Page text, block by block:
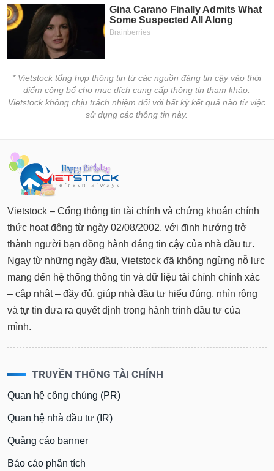
* Vietstock tổng hợp thông tin từ các nguồn đáng tin cậy vào thời
điểm công bố cho mục đích cung cấp thông tin tham khảo.
Vietstock không chịu trách nhiệm đối với bất kỳ kết quả nào từ việc
sử dụng các thông tin này.
Vietstock – Cổng thông tin tài chính và chứng khoán chính
thức hoạt động từ ngày 02/08/2002, với định hướng trở
thành người bạn đồng hành đáng tin cậy của nhà đầu tư.
Ngay từ những ngày đầu, Vietstock đã không ngừng nỗ lực
mang đến hệ thống thông tin và dữ liệu tài chính chính xác
– cập nhật – đầy đủ, giúp nhà đầu tư hiểu đúng, nhìn rộng
và tự tin đưa ra quyết định trong hành trình đầu tư của
mình.
TRUYỀN THÔNG TÀI CHÍNH
Quan hệ công chúng (PR)
Quan hệ nhà đầu tư (IR)
Quảng cáo banner
Báo cáo phân tích